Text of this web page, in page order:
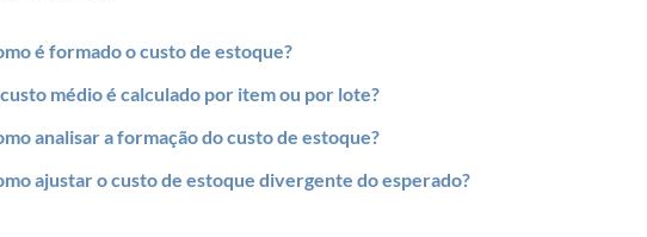
é formado o custo de estoque?
médio é calculado por item ou por lote?
analisar a formação do custo de estoque?
ajustar o custo de estoque divergente do esperado?